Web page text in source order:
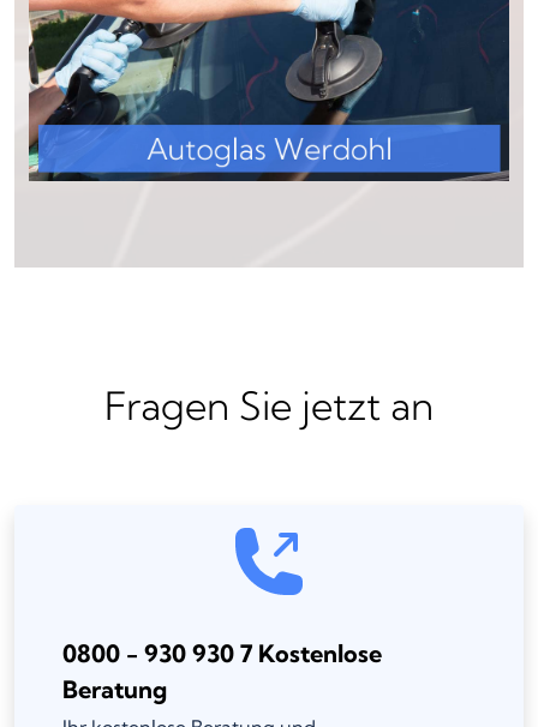
Fragen Sie jetzt an
0800 - 930 930 7 Kostenlose
Beratung